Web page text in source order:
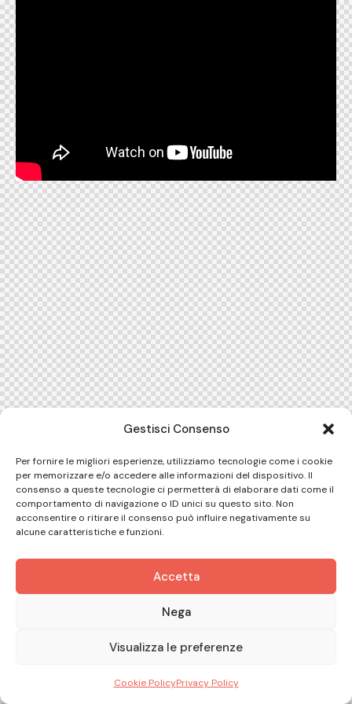
Gestisci Consenso
Per fornire le migliori esperienze, utilizziamo tecnologie come i cookie
per memorizzare e/o accedere alle informazioni del dispositivo. Il
consenso a queste tecnologie ci permetterà di elaborare dati come il
comportamento di navigazione o ID unici su questo sito. Non
acconsentire o ritirare il consenso può influire negativamente su
alcune caratteristiche e funzioni.
Accetta
Nega
Visualizza le preferenze
Cookie PolicyPrivacy Policy